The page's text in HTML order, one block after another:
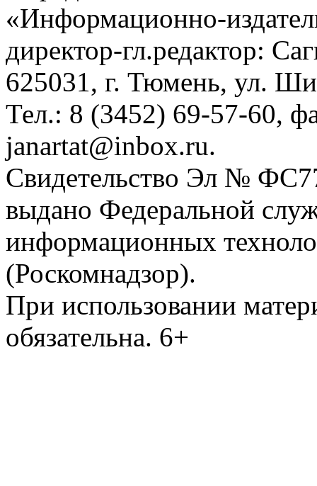
«Информационно-
директор-гл.редактор:
625031, г. Тюмень, ул.
Тел.: 8 (3452) 69-57-60,
janartat@inbox.ru.
Свидетельство Эл №
выдано Федеральной
информационных
(Роскомнадзор).
При использовании
обязательна. 6+